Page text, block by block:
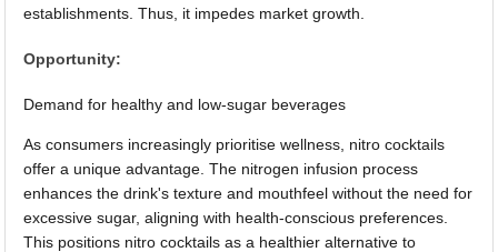
establishments. Thus, it impedes market growth.
Opportunity:
Demand for healthy and low-sugar beverages
As consumers increasingly prioritise wellness, nitro cocktails
offer a unique advantage. The nitrogen infusion process
enhances the drink's texture and mouthfeel without the need for
excessive sugar, aligning with health-conscious preferences.
This positions nitro cocktails as a healthier alternative to